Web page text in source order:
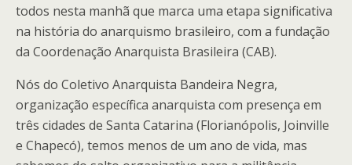
todos nesta manhã que marca uma etapa significativa
na história do anarquismo brasileiro, com a fundação
da Coordenação Anarquista Brasileira (CAB).
Nós do Coletivo Anarquista Bandeira Negra,
organização específica anarquista com presença em
três cidades de Santa Catarina (Florianópolis, Joinville
e Chapecó), temos menos de um ano de vida, mas